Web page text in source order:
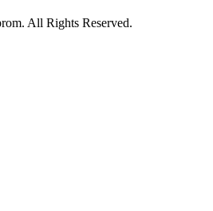
All Rights Reserved.